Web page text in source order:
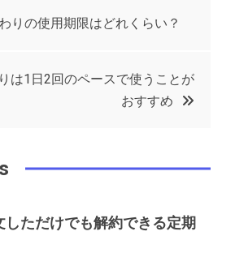
e
in
りの使用期限はどれくらい？
は1日2回のペースで使うことが
おすすめ
しただけでも解約できる定期